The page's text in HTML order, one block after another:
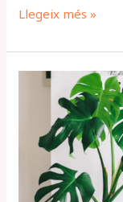
Llegeix més »
Plantes
Purificadores